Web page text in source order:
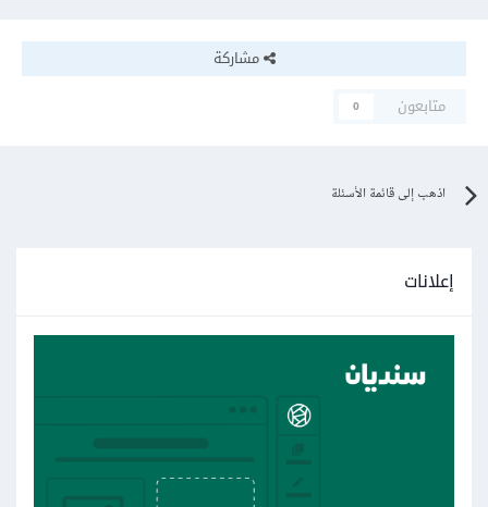
مشاركة
متابعون
0
اذهب إلى قائمة الأسئلة
إعلانات